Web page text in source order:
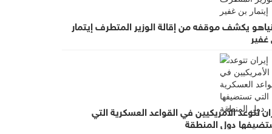
يكشف موقفه من إقالة الوزير المتطرف إيتمار
تتوعد الأمريكيين في القواعد العسكرية التي
دول المنطقة